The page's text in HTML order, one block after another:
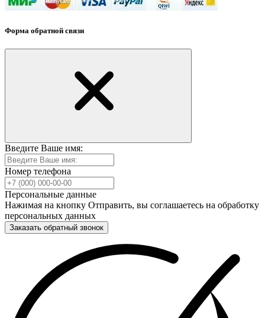
Форма обратной связи
Введите Ваше имя:
Номер телефона
Персональные данные
Нажимая на кнопку Отправить, вы соглашаетесь на обработку
персональных данных
Заказать обратный звонок